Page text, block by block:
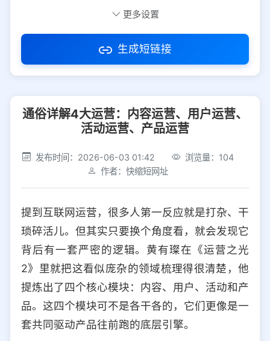
访问密码
推荐
社交平台 电商平台
选择防红平台类型，避免链接被拦截
平台设置
iOS Android PC 其他
选择允许访问的平台类型
更多设置
生成短链接
通俗详解4大运营：内容运营、用户运营、
活动运营、产品运营
发布时间：2026-06-03 01:42
浏览量：104
作者：快缩短网址
提到互联网运营，很多人第一反应就是打杂、干
琐碎活儿。但其实只要换个角度看，就会发现它
背后有一套严密的逻辑。黄有璨在《运营之光
2》里就把这看似庞杂的领域梳理得很清楚，他
提炼出了四个核心模块：内容、用户、活动和产
品。这四个模块可不是各干各的，它们更像是一
套共同驱动产品往前跑的底层引擎。